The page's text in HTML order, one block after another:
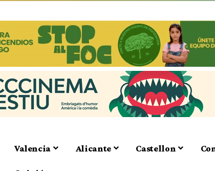
Valencia Alicante Castellon